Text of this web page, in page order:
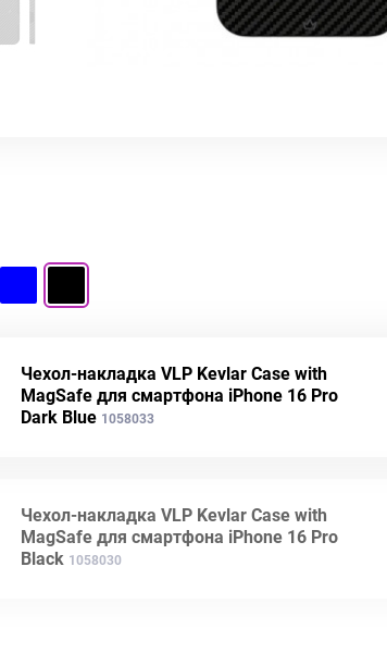
Чехол-накладка VLP Kevlar Сase with
MagSafe для смартфона iPhone 16 Pro
Dark Blue 1058033
Чехол-накладка VLP Kevlar Сase with
MagSafe для смартфона iPhone 16 Pro
Black 1058030